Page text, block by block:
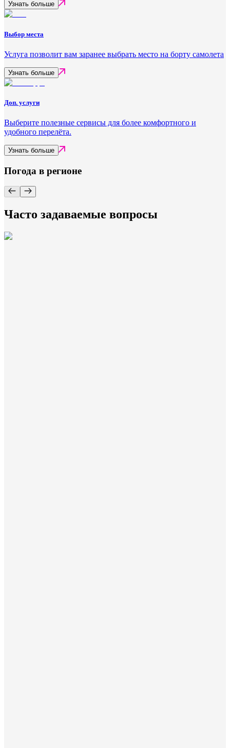
Узнать больше
Выбор места
Услуга позволит вам заранее выбрать место на борту самолета
Узнать больше
Доп. услуги
Выберите полезные сервисы для более комфортного и
удобного перелёта.
Узнать больше
Погода в регионе
Часто задаваемые вопросы